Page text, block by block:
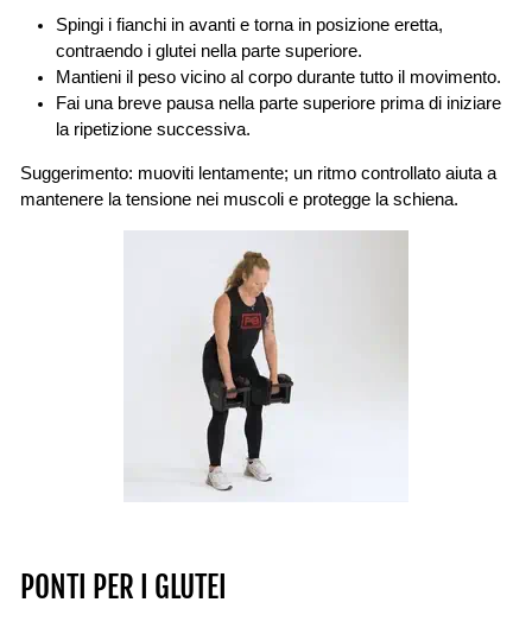
Spingi i fianchi in avanti e torna in posizione eretta,
contraendo i glutei nella parte superiore.
Mantieni il peso vicino al corpo durante tutto il movimento.
Fai una breve pausa nella parte superiore prima di iniziare
la ripetizione successiva.
Suggerimento: muoviti lentamente; un ritmo controllato aiuta a
mantenere la tensione nei muscoli e protegge la schiena.
PONTI PER I GLUTEI